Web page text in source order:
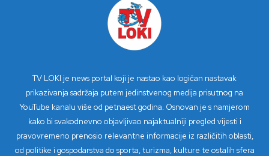
TV LOKI je news portal koji je nastao kao logičan nastavak
prikazivanja sadržaja putem jedinstvenog medija prisutnog na
YouTube kanalu više od petnaest godina. Osnovan je s namjerom
kako bi svakodnevno objavljivao najaktualniji pregled vijesti i
pravovremeno prenosio relevantne informacije iz različitih oblasti,
od politike i gospodarstva do sporta, turizma, kulture te ostalih sfera